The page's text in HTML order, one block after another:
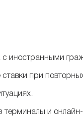
с иностранными
ставки при
терминалы и